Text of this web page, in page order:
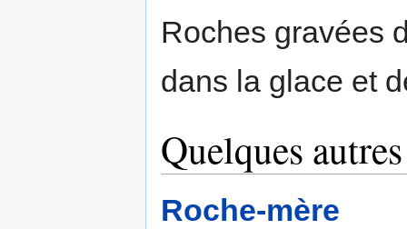
Roches gravées
dans la glace et
Quelques
Roche-mère